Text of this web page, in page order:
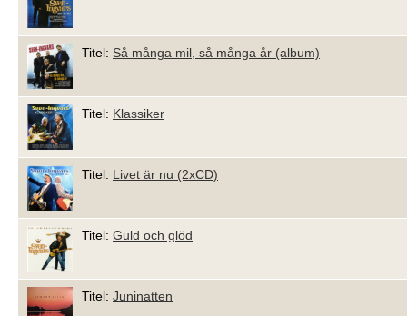
Titel: Så många mil, så många år (album)
Titel: Klassiker
Titel: Livet är nu (2xCD)
Titel: Guld och glöd
Titel: Juninatten